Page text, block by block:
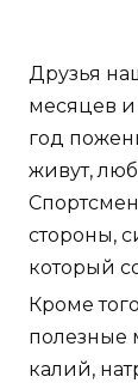
Друзья
месяцев и
год
живут,
стороны,
который
Кроме
полезные
калий,